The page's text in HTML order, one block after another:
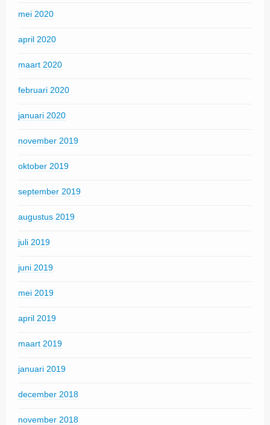
mei 2020
april 2020
maart 2020
februari 2020
januari 2020
november 2019
oktober 2019
september 2019
augustus 2019
juli 2019
juni 2019
mei 2019
april 2019
maart 2019
januari 2019
december 2018
november 2018